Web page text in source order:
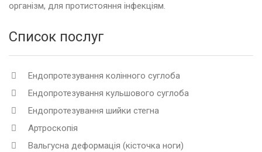
організм, для протистояння інфекціям.
Список послуг
Ендопротезування колінного суглоба
Ендопротезування кульшового суглоба
Ендопротезування шийки стегна
Артроскопія
Вальгусна деформація (кісточка ноги)